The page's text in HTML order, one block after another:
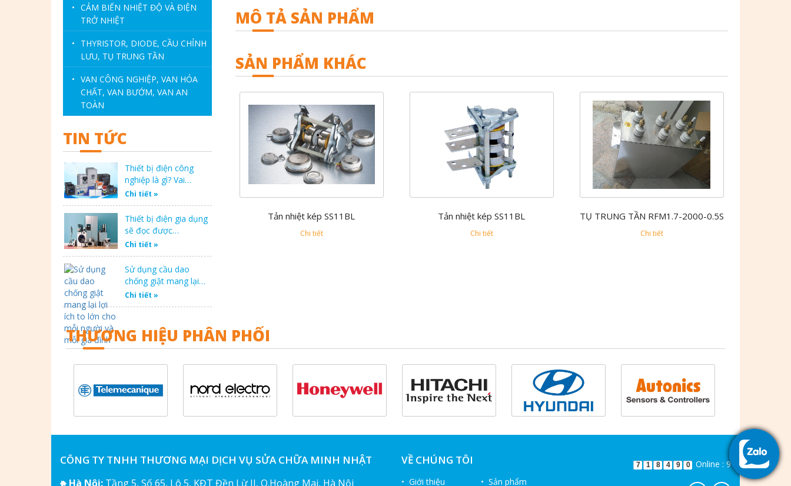
• CẢM BIẾN NHIỆT ĐỘ VÀ ĐIỆN
TRỞ NHIỆT
•
THYRISTOR, DIODE, CẦU CHỈNH
LƯU, TỤ TRUNG TẦN
• VAN CÔNG NGHIỆP, VAN HÓA
CHẤT, VAN BƯỚM, VAN AN
TOÀN
TIN TỨC
Thiết bị điện công
nghiệp là gì? Vai…
Chi tiết »
Thiết bị điện gia dụng
sẽ đọc được…
Chi tiết »
Sử dụng cầu dao
chống giật mang lại…
Chi tiết »
MÔ TẢ SẢN PHẨM
SẢN PHẨM KHÁC
Tản nhiệt kép SS11BL
Chi tiết
Tản nhiệt kép SS11BL
Chi tiết
TỤ TRUNG TẦN RFM1.7-2000-0.5S
Chi tiết
THƯƠNG HIỆU PHÂN PHỐI
CÔNG TY TNHH THƯƠNG MẠI DỊCH VỤ SỬA CHỮA MINH NHẬT
Hà Nội: Tầng 5, Số 65, Lô 5, KĐT Đền Lừ II, Q.Hoàng Mai, Hà Nội
VỀ CHÚNG TÔI
• Giới thiệu • Sản phẩm
7 1 8 4 9 0 Online : 9